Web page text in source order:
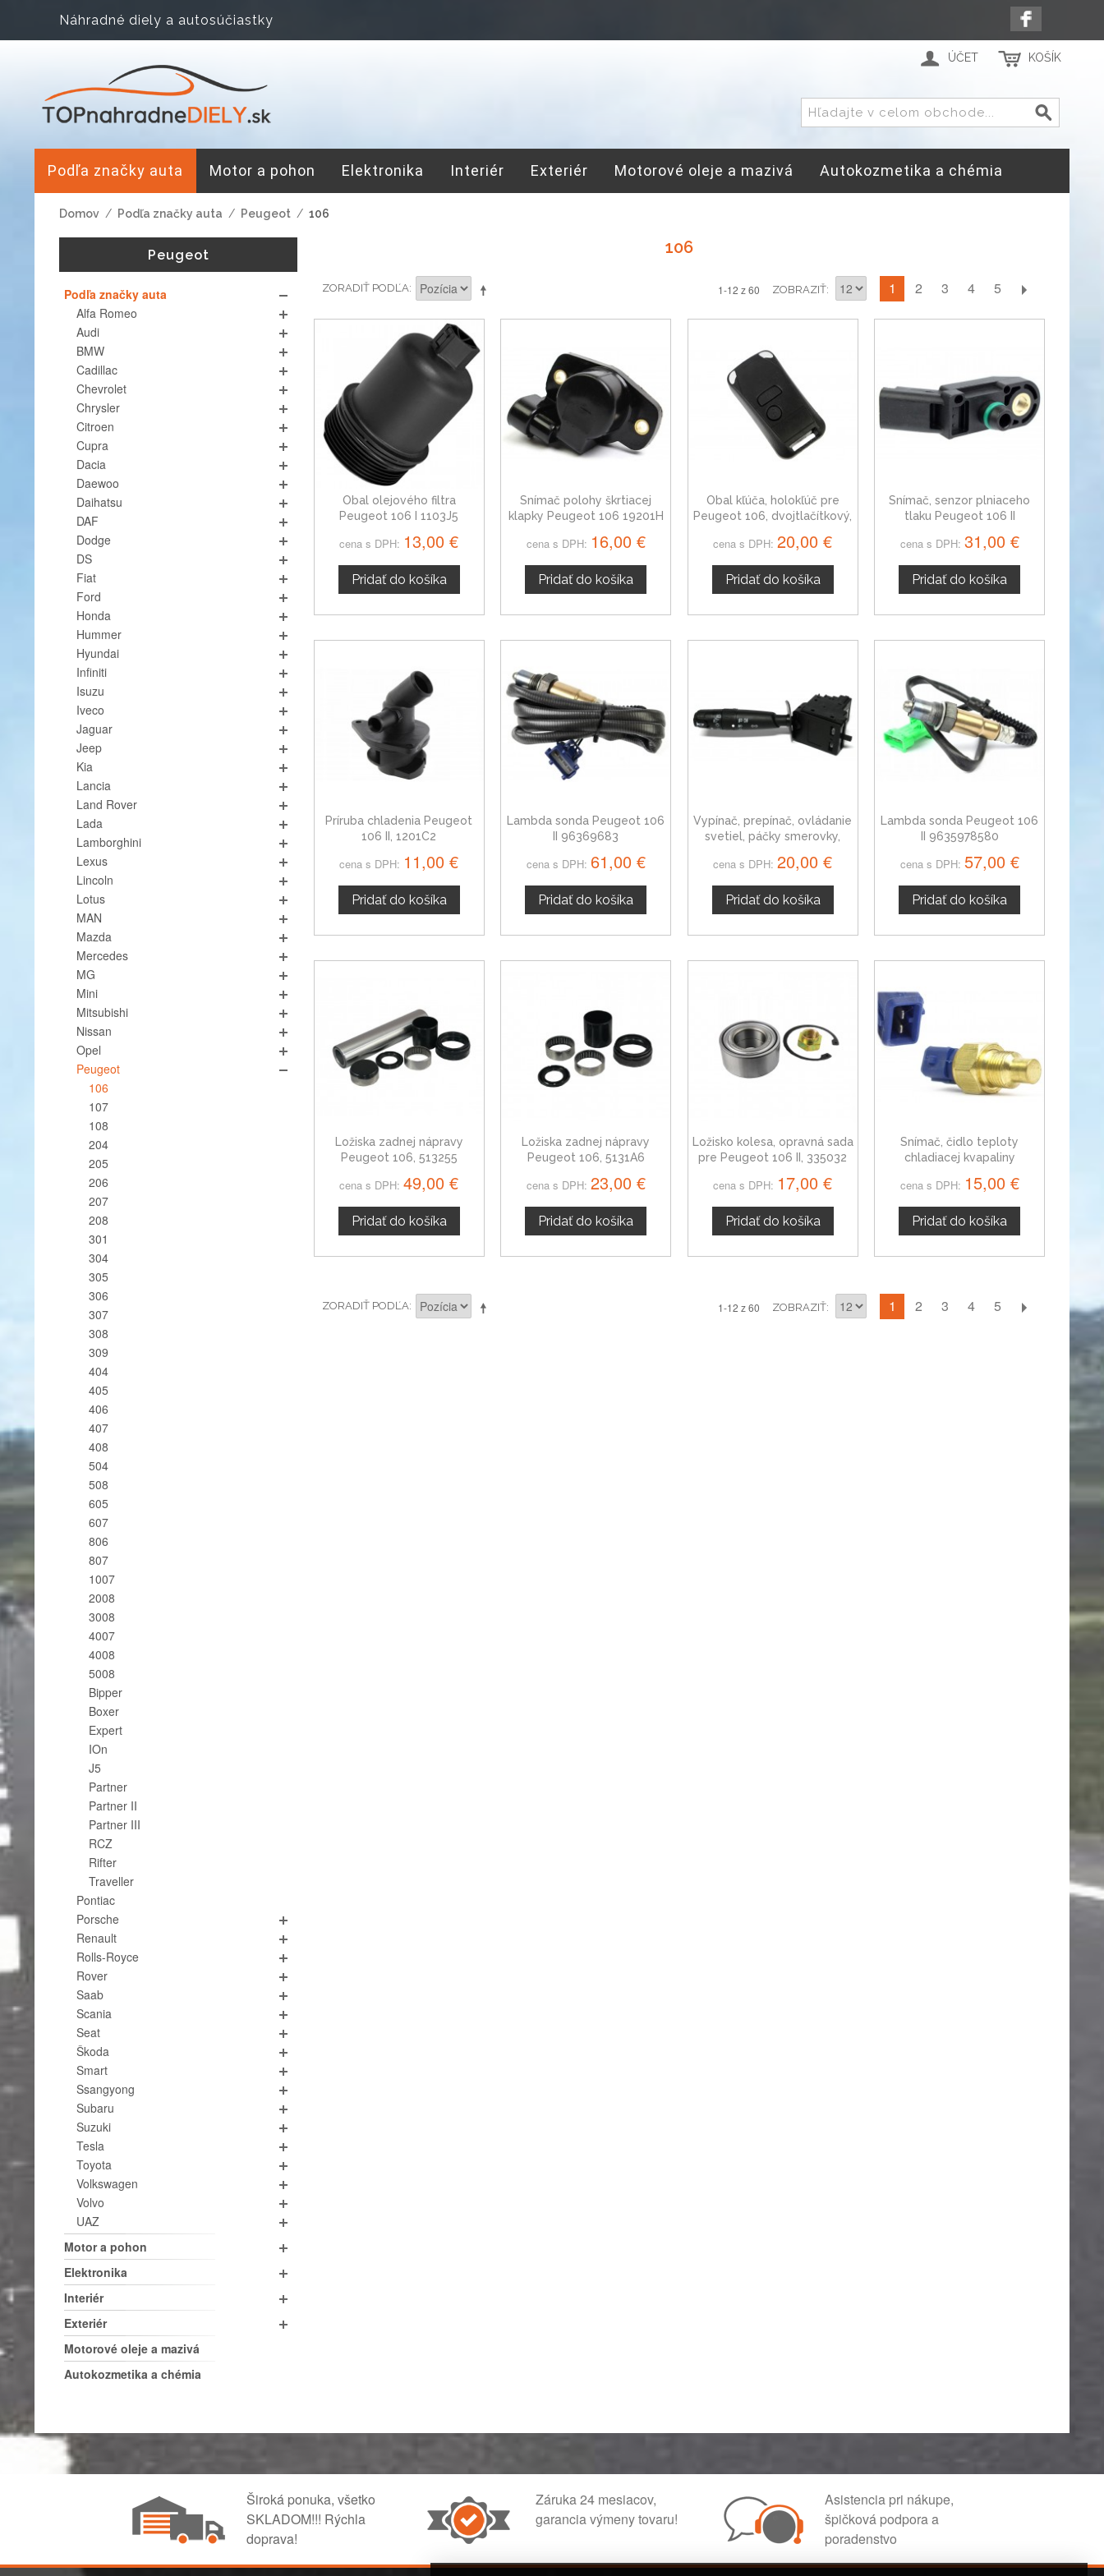
Náhradné diely a autosúčiastky
ÚČET KOŠÍK
Podľa značky auta Motor a pohon Elektronika Interiér Exteriér Motorové oleje a mazivá Autokozmetika a chémia
Domov / Podľa značky auta / Peugeot / 106
106
ZORADIŤ PODĽA 1-12 z 60 ZOBRAZIŤ 1 2 3 4 5
Obal olejového filtra
Peugeot 106 I 1103J5
cena s DPH: 13,00 €
Pridať do košíka
Snímač polohy škrtiacej
klapky Peugeot 106 19201H
cena s DPH: 16,00 €
Pridať do košíka
Obal kľúča, holokľúč pre
Peugeot 106, dvojtlačítkový,
cena s DPH: 20,00 €
Pridať do košíka
Snímač, senzor plniaceho
tlaku Peugeot 106 II
cena s DPH: 31,00 €
Pridať do košíka
Príruba chladenia Peugeot
106 II, 1201C2
cena s DPH: 11,00 €
Pridať do košíka
Lambda sonda Peugeot 106
II 96369683
cena s DPH: 61,00 €
Pridať do košíka
Vypínač, prepínač, ovládanie
svetiel, páčky smerovky,
hmloviek Peugeot 106
cena s DPH: 20,00 €
Pridať do košíka
Lambda sonda Peugeot 106
II 9635978580
cena s DPH: 57,00 €
Pridať do košíka
Ložiska zadnej nápravy
Peugeot 106, 513255
cena s DPH: 49,00 €
Pridať do košíka
Ložiska zadnej nápravy
Peugeot 106, 5131A6
cena s DPH: 23,00 €
Pridať do košíka
Ložisko kolesa, opravná sada
pre Peugeot 106 II, 335032
cena s DPH: 17,00 €
Pridať do košíka
Snímač, čidlo teploty
chladiacej kvapaliny
cena s DPH: 15,00 €
Pridať do košíka
ZORADIŤ PODĽA 1-12 z 60 ZOBRAZIŤ 1 2 3 4 5
Peugeot
Podľa značky auta
Alfa Romeo
Audi
BMW
Cadillac
Chevrolet
Chrysler
Citroen
Cupra
Dacia
Daewoo
Daihatsu
DAF
Dodge
DS
Fiat
Ford
Honda
Hummer
Hyundai
Infiniti
Isuzu
Iveco
Jaguar
Jeep
Kia
Lancia
Land Rover
Lada
Lamborghini
Lexus
Lincoln
Lotus
MAN
Mazda
Mercedes
MG
Mini
Mitsubishi
Nissan
Opel
Peugeot
106
107
108
204
205
206
207
208
301
304
305
306
307
308
309
404
405
406
407
408
504
508
605
607
806
807
1007
2008
3008
4007
4008
5008
Bipper
Boxer
Expert
IOn
J5
Partner
Partner II
Partner III
RCZ
Rifter
Traveller
Pontiac
Porsche
Renault
Rolls-Royce
Rover
Saab
Scania
Seat
Škoda
Smart
Ssangyong
Subaru
Suzuki
Tesla
Toyota
Volkswagen
Volvo
UAZ
Motor a pohon
Elektronika
Interiér
Exteriér
Motorové oleje a mazivá
Autokozmetika a chémia
Široká ponuka, všetko
SKLADOM!!! Rýchla
doprava!
Záruka 24 mesiacov,
garancia výmeny tovaru!
Asistencia pri nákupe,
špičková podpora a
poradenstvo